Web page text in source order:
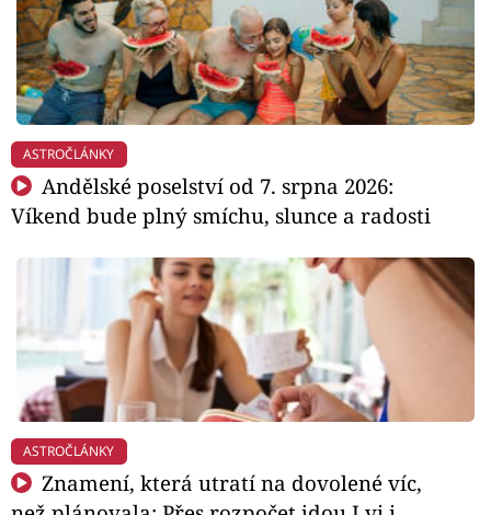
ASTROČLÁNKY
Andělské poselství od 7. srpna 2026:
Víkend bude plný smíchu, slunce a radosti
ASTROČLÁNKY
Znamení, která utratí na dovolené víc,